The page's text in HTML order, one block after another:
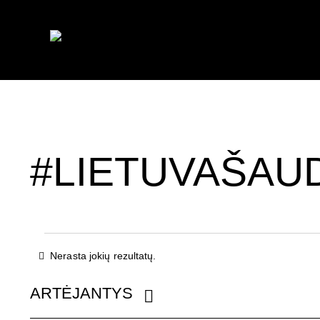
N
i
c
Nerasta jokių rezultatų.
ARTĖJANTYS
P